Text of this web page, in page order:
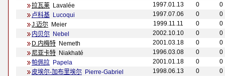
拉瓦莱 Laval ée 1997.01.13 0
0
卢科基 Lucoqui 1997.07.06 0
0
J.迈尔 Meier 1999.11.11 0
0
内贝尔 Nebel 2002.10.10 0
0
D.内梅特 Nemeth 2001.03.18 0
0
尼亚卡特 Niakhaté 1996.03.08 0
0
帕佩拉 Papela 2001.01.18 0
0
皮埃尔-加布里埃尔 Pierre-Gabriel 1998.06.13 0
0